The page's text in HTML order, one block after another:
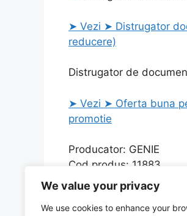
We value your privacy
We use cookies to enhance your
➤ Vezi ➤ Distrugator
reducere)
Distrugator de
➤ Vezi ➤ Oferta buna
promotie
Producator: GENIE
Cod produs: 11883
Magazin: Vexio.ro
Categories
Uncategorized